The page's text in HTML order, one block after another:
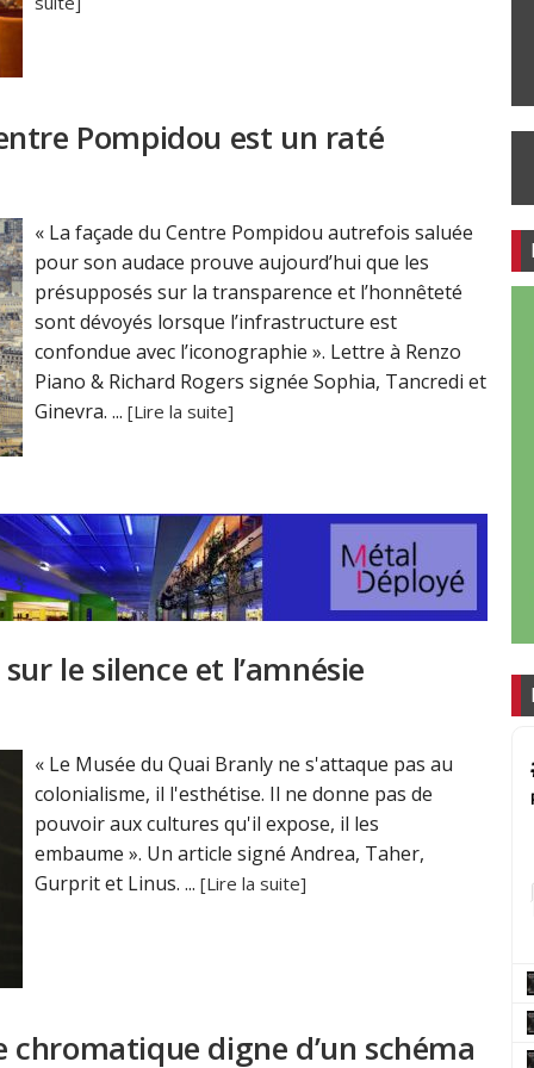
Pompidou est un raté
« La façade du Centre Pompidou autrefois saluée
pour son audace prouve aujourd’hui que les
présupposés sur la transparence et l’honnêteté
sont dévoyés lorsque l’infrastructure est
confondue avec l’iconographie ». Lettre à Renzo
Piano & Richard Rogers signée Sophia, Tancredi et
Ginevra. ... [Lire la suite]
le silence et l’amnésie
« Le Musée du Quai Branly ne s'attaque pas au
colonialisme, il l'esthétise. Il ne donne pas de
pouvoir aux cultures qu'il expose, il les
embaume ». Un article signé Andrea, Taher,
Gurprit et Linus. ... [Lire la suite]
digne d’un schéma